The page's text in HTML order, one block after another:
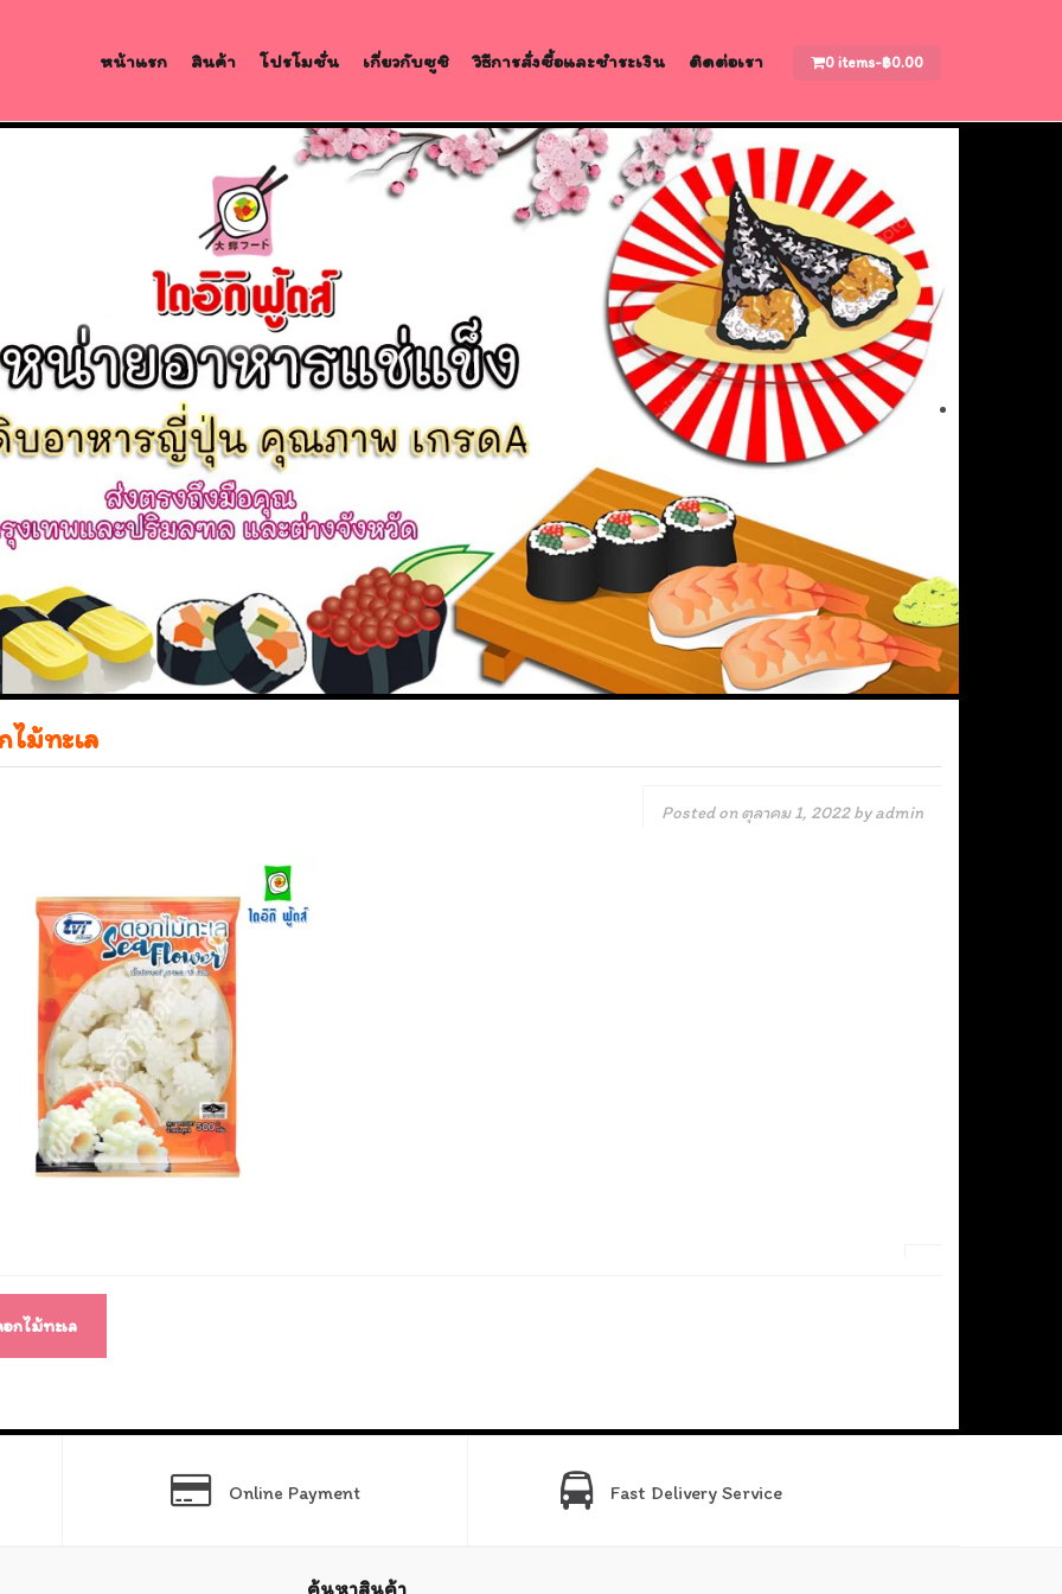
หน้าแรก สินค้า โปรโมชั่น เกี่ยวกับซูชิ วิธีการสั่งซื้อและชำระเงิน ติดต่อเรา 0 items-฿0.00
ไม้ทะเล
Posted onตุลาคม 1, 2022byadmin
กไม้ทะเล
Online Payment Fast Delivery Service
ค้นหาสินค้า